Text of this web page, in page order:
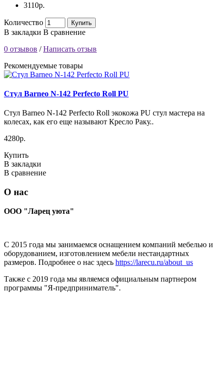
3110р.
Количество Купить
В закладки В сравнение
0 отзывов /Написать отзыв
Рекомендуемые товары
Стул Barneo N-142 Perfecto Roll PU
Стул Barneo N-142 Perfecto Roll экокожа PU стул мастера на
колесах, как его еще называют Кресло Раку..
4280р.
Купить
В закладки
В сравнение
О нас
ООО "Ларец уюта"
С 2015 года мы занимаемся оснащением компаний мебелью и
оборудованием, изготовлением мебели нестандартных
размеров. Подробнее о нас здесь https://larecu.ru/about_us
Также с 2019 года мы являемся официальным партнером
программы "Я-предприниматель".